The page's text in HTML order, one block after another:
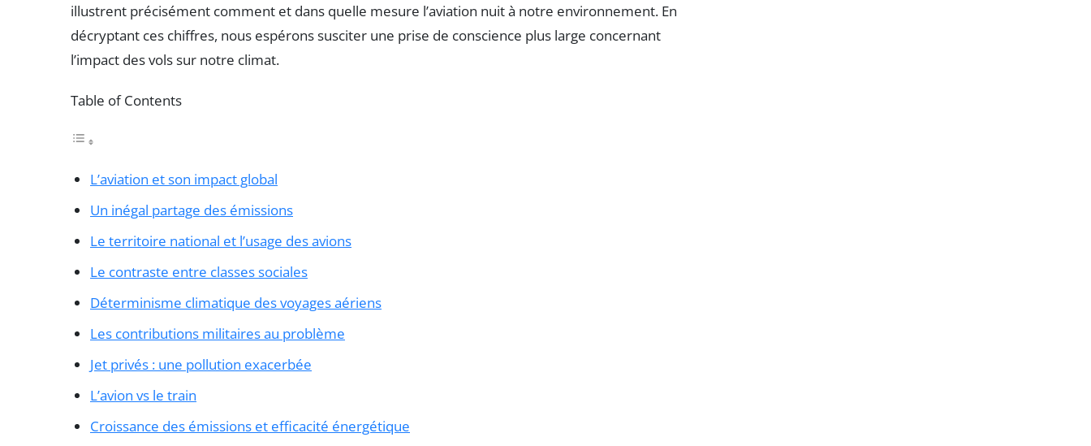
illustrent précisément comment et dans quelle mesure l’aviation nuit à notre environnement. En
décryptant ces chiffres, nous espérons susciter une prise de conscience plus large concernant
l’impact des vols sur notre climat.
Table of Contents
L’aviation et son impact global
Un inégal partage des émissions
Le territoire national et l’usage des avions
Le contraste entre classes sociales
Déterminisme climatique des voyages aériens
Les contributions militaires au problème
Jet privés : une pollution exacerbée
L’avion vs le train
Croissance des émissions et efficacité énergétique